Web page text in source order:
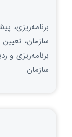
برنامه‌ریزی،
سازمان،
برنامه‌ریزی و
سازمان